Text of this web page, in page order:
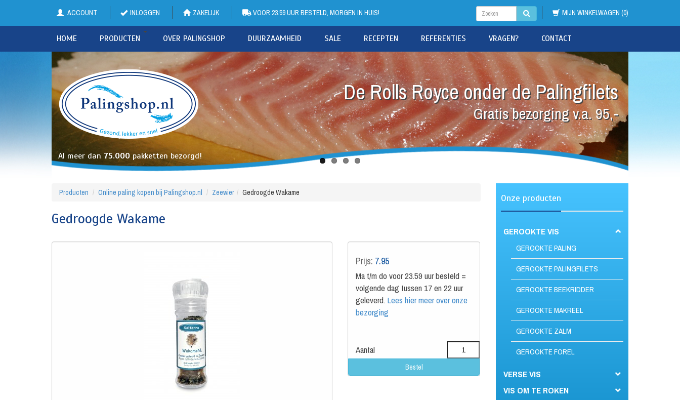
ACCOUNT INLOGGEN ZAKELIJK VOOR 23.59 UUR BESTELD, MORGEN IN HUIS! MIJN WINKELWAGEN (0)
HOME PRODUCTEN OVER PALINGSHOP DUURZAAMHEID SALE RECEPTEN REFERENTIES VRAGEN? CONTACT
Al meer dan 75.000 pakketten bezorgd!
De Rolls Royce onder de Palingfilets
Gratis bezorging v.a. 95,-
Producten Online paling kopen bij Palingshop.nl Zeewier Gedroogde Wakame
Gedroogde Wakame
Prijs: 7.95
Ma t/m do voor 23.59 uur besteld =
volgende dag tussen 17 en 22 uur
geleverd. Lees hier meer over onze
bezorging
Aantal
Onze producten
GEROOKTE VIS
GEROOKTE PALING
GEROOKTE PALINGFILETS
GEROOKTE BEEKRIDDER
GEROOKTE MAKREEL
GEROOKTE ZALM
GEROOKTE FOREL
VERSE VIS
VIS OM TE ROKEN